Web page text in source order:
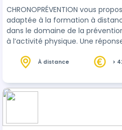
CHRONOPRÉVENTION vous
adaptée à la formation à
dans le domaine de la
à l’activité physique. Une
d’informations au 02.41.20.06.20 Art R4541-8 du
travailleurs dont l’activité
manutentions manuelles : 1°
À distance >